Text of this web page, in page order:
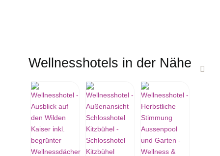
Wellnesshotels in der Nähe